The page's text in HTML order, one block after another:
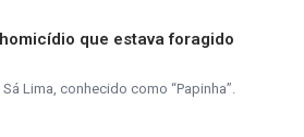
que estava foragido
Lima, conhecido como “Papinha”.